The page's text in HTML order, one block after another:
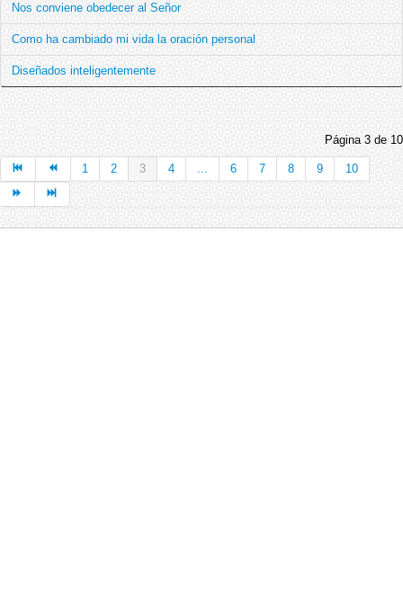
Nos conviene obedecer al Señor
Como ha cambiado mi vida la oración personal
Diseñados inteligentemente
Página 3 de 10
1 2 3 4 ... 6 7 8 9 10